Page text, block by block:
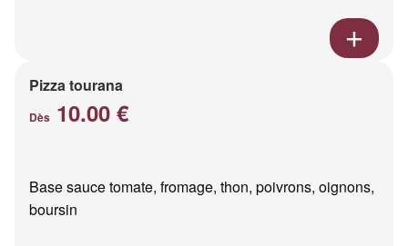
Pizza tourana
Dès 10.00 €
Base sauce tomate, fromage, thon, poivrons, oignons,
boursin